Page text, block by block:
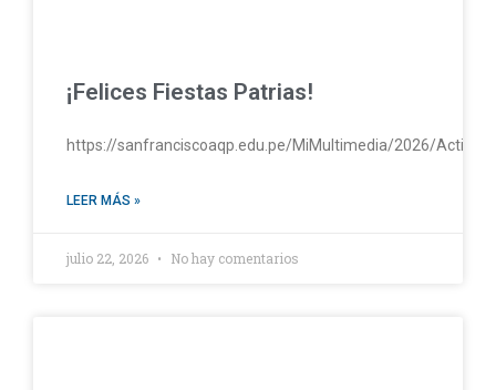
¡Felices Fiestas Patrias!
https://sanfranciscoaqp.edu.pe/MiMultimedia/2026/
LEER MÁS »
julio 22, 2026 No hay comentarios